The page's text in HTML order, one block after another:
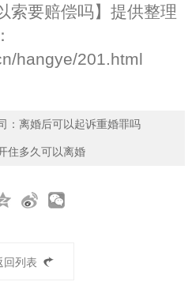
索要赔偿吗】提供整理
hangye/201.html
：离婚后可以起诉重婚罪吗
住多久可以离婚
回列表